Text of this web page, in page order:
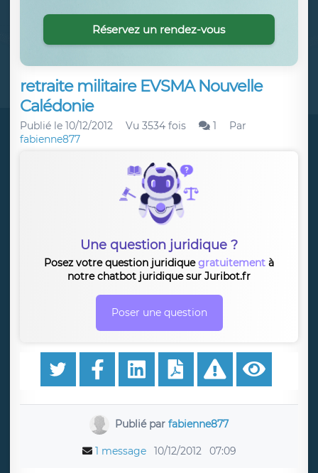
retraite militaire EVSMA Nouvelle
Calédonie
Publié le 10/12/2012 Vu 3534 fois 1
Par
fabienne877
Une question juridique ?
Posez votre question juridiquegratuitement à
notre chatbot juridique sur Juribot.fr
Poser une question
Publié par fabienne877
1 message 10/12/2012 07:09
Réservez un rendez-vous